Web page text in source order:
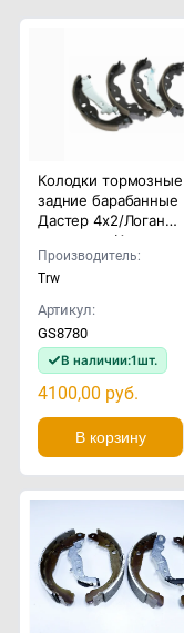
Колодки тормозные
задние барабанные
Дастер 4x2/Логан
универсал/Альмера
Производитель:
Trw
Артикул:
GS8780
В наличии:1шт.
4100,00 руб.
В корзину